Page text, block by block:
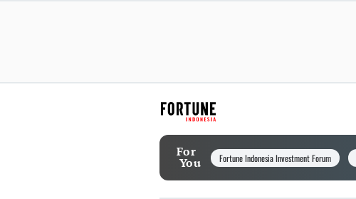
For
You Fortune Indonesia Investment Forum